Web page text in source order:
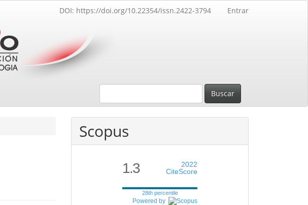
DOI: https://doi.org/10.22354/issn.2422-3794 Entrar
Buscar
Scopus
1.3
2022
CiteScore
28th percentile
Powered by